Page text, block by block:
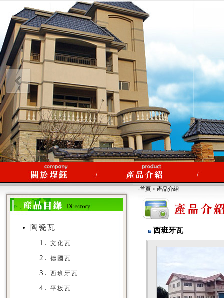
陶瓷瓦
文化瓦
德國瓦
西班牙瓦
平板瓦
‧首頁 > 產品介紹
西班牙瓦